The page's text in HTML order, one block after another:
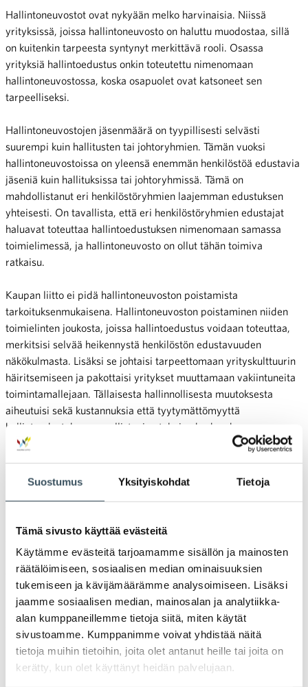
Suostumus Yksityiskohdat Tietoja
Tämä sivusto käyttää evästeitä
Käytämme evästeitä tarjoamamme sisällön ja mainosten
räätälöimiseen, sosiaalisen median ominaisuuksien
tukemiseen ja kävijämäärämme analysoimiseen. Lisäksi
jaamme sosiaalisen median, mainosalan ja analytiikka-
alan kumppaneillemme tietoja siitä, miten käytät
sivustoamme. Kumppanimme voivat yhdistää näitä
tietoja muihin tietoihin, joita olet antanut heille tai joita on
kerätty, kun olet käyttänyt heidän palvelujaan.
Hallintoneuvostot ovat nykyään melko harvinaisia. Niissä
yrityksissä, joissa hallintoneuvosto on haluttu muodostaa, sillä
on kuitenkin tarpeesta syntynyt merkittävä rooli. Osassa
yrityksiä hallintoedustus onkin toteutettu nimenomaan
hallintoneuvostossa, koska osapuolet ovat katsoneet sen
tarpeelliseksi.
Hallintoneuvostojen jäsenmäärä on tyypillisesti selvästi
suurempi kuin hallitusten tai johtoryhmien. Tämän vuoksi
hallintoneuvostoissa on yleensä enemmän henkilöstöä edustavia
jäseniä kuin hallituksissa tai johtoryhmissä. Tämä on
mahdollistanut eri henkilöstöryhmien laajemman edustuksen
yhteisesti. On tavallista, että eri henkilöstöryhmien edustajat
haluavat toteuttaa hallintoedustuksen nimenomaan samassa
toimielimessä, ja hallintoneuvosto on ollut tähän toimiva
ratkaisu.
Kaupan liitto ei pidä hallintoneuvoston poistamista
tarkoituksenmukaisena. Hallintoneuvoston poistaminen niiden
toimielinten joukosta, joissa hallintoedustus voidaan toteuttaa,
merkitsisi selvää heikennystä henkilöstön edustavuuden
näkökulmasta. Lisäksi se johtaisi tarpeettomaan yrityskulttuurin
häiritsemiseen ja pakottaisi yritykset muuttamaan vakiintuneita
toimintamallejaan. Tällaisesta hallinnollisesta muutoksesta
aiheutuisi sekä kustannuksia että tyytymättömyyttä
hallintoedustukseen osallistuvien tahojen keskuudessa.
Mikäli mahdollisuus sopia hallintoedustuksen järjestämistavasta
pitää erittäin tärkeänä, että hallintoedustuksen
toteuttamistapaan voitaisiin myöntää poikkeus. Ottaen
huomioon, että hallintoedustus on nykyisin toteutettu lain
perusratkaisusta poikkeavalla tavalla yli puolessa yrityksistä,
arvioimme, että poikkeamismahdollisuudelle olisi käytännössä
merkittävä tarve.
Kaupan liitto pitää lisäksi erittäin tärkeänä, että hallintoedustus